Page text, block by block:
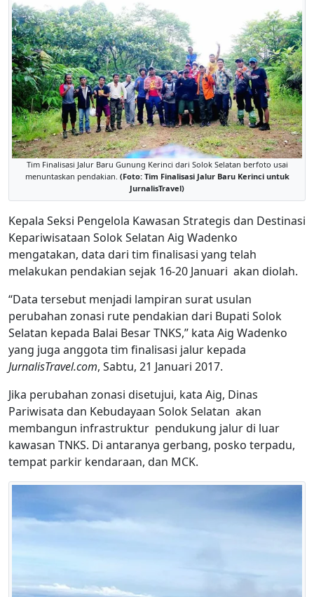
Tim Finalisasi Jalur Baru Gunung Kerinci dari Solok Selatan berfoto usai
menuntaskan pendakian. (Foto: Tim Finalisasi Jalur Baru Kerinci untuk
JurnalisTravel)
Kepala Seksi Pengelola Kawasan Strategis dan Destinasi
Kepariwisataan Solok Selatan Aig Wadenko
mengatakan, data dari tim finalisasi yang telah
melakukan pendakian sejak 16-20 Januari akan diolah.
“Data tersebut menjadi lampiran surat usulan
perubahan zonasi rute pendakian dari Bupati Solok
Selatan kepada Balai Besar TNKS,” kata Aig Wadenko
yang juga anggota tim finalisasi jalur kepada
JurnalisTravel.com, Sabtu, 21 Januari 2017.
Jika perubahan zonasi disetujui, kata Aig, Dinas
Pariwisata dan Kebudayaan Solok Selatan akan
membangun infrastruktur pendukung jalur di luar
kawasan TNKS. Di antaranya gerbang, posko terpadu,
tempat parkir kendaraan, dan MCK.